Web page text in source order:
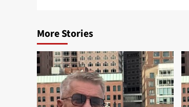
More Stories